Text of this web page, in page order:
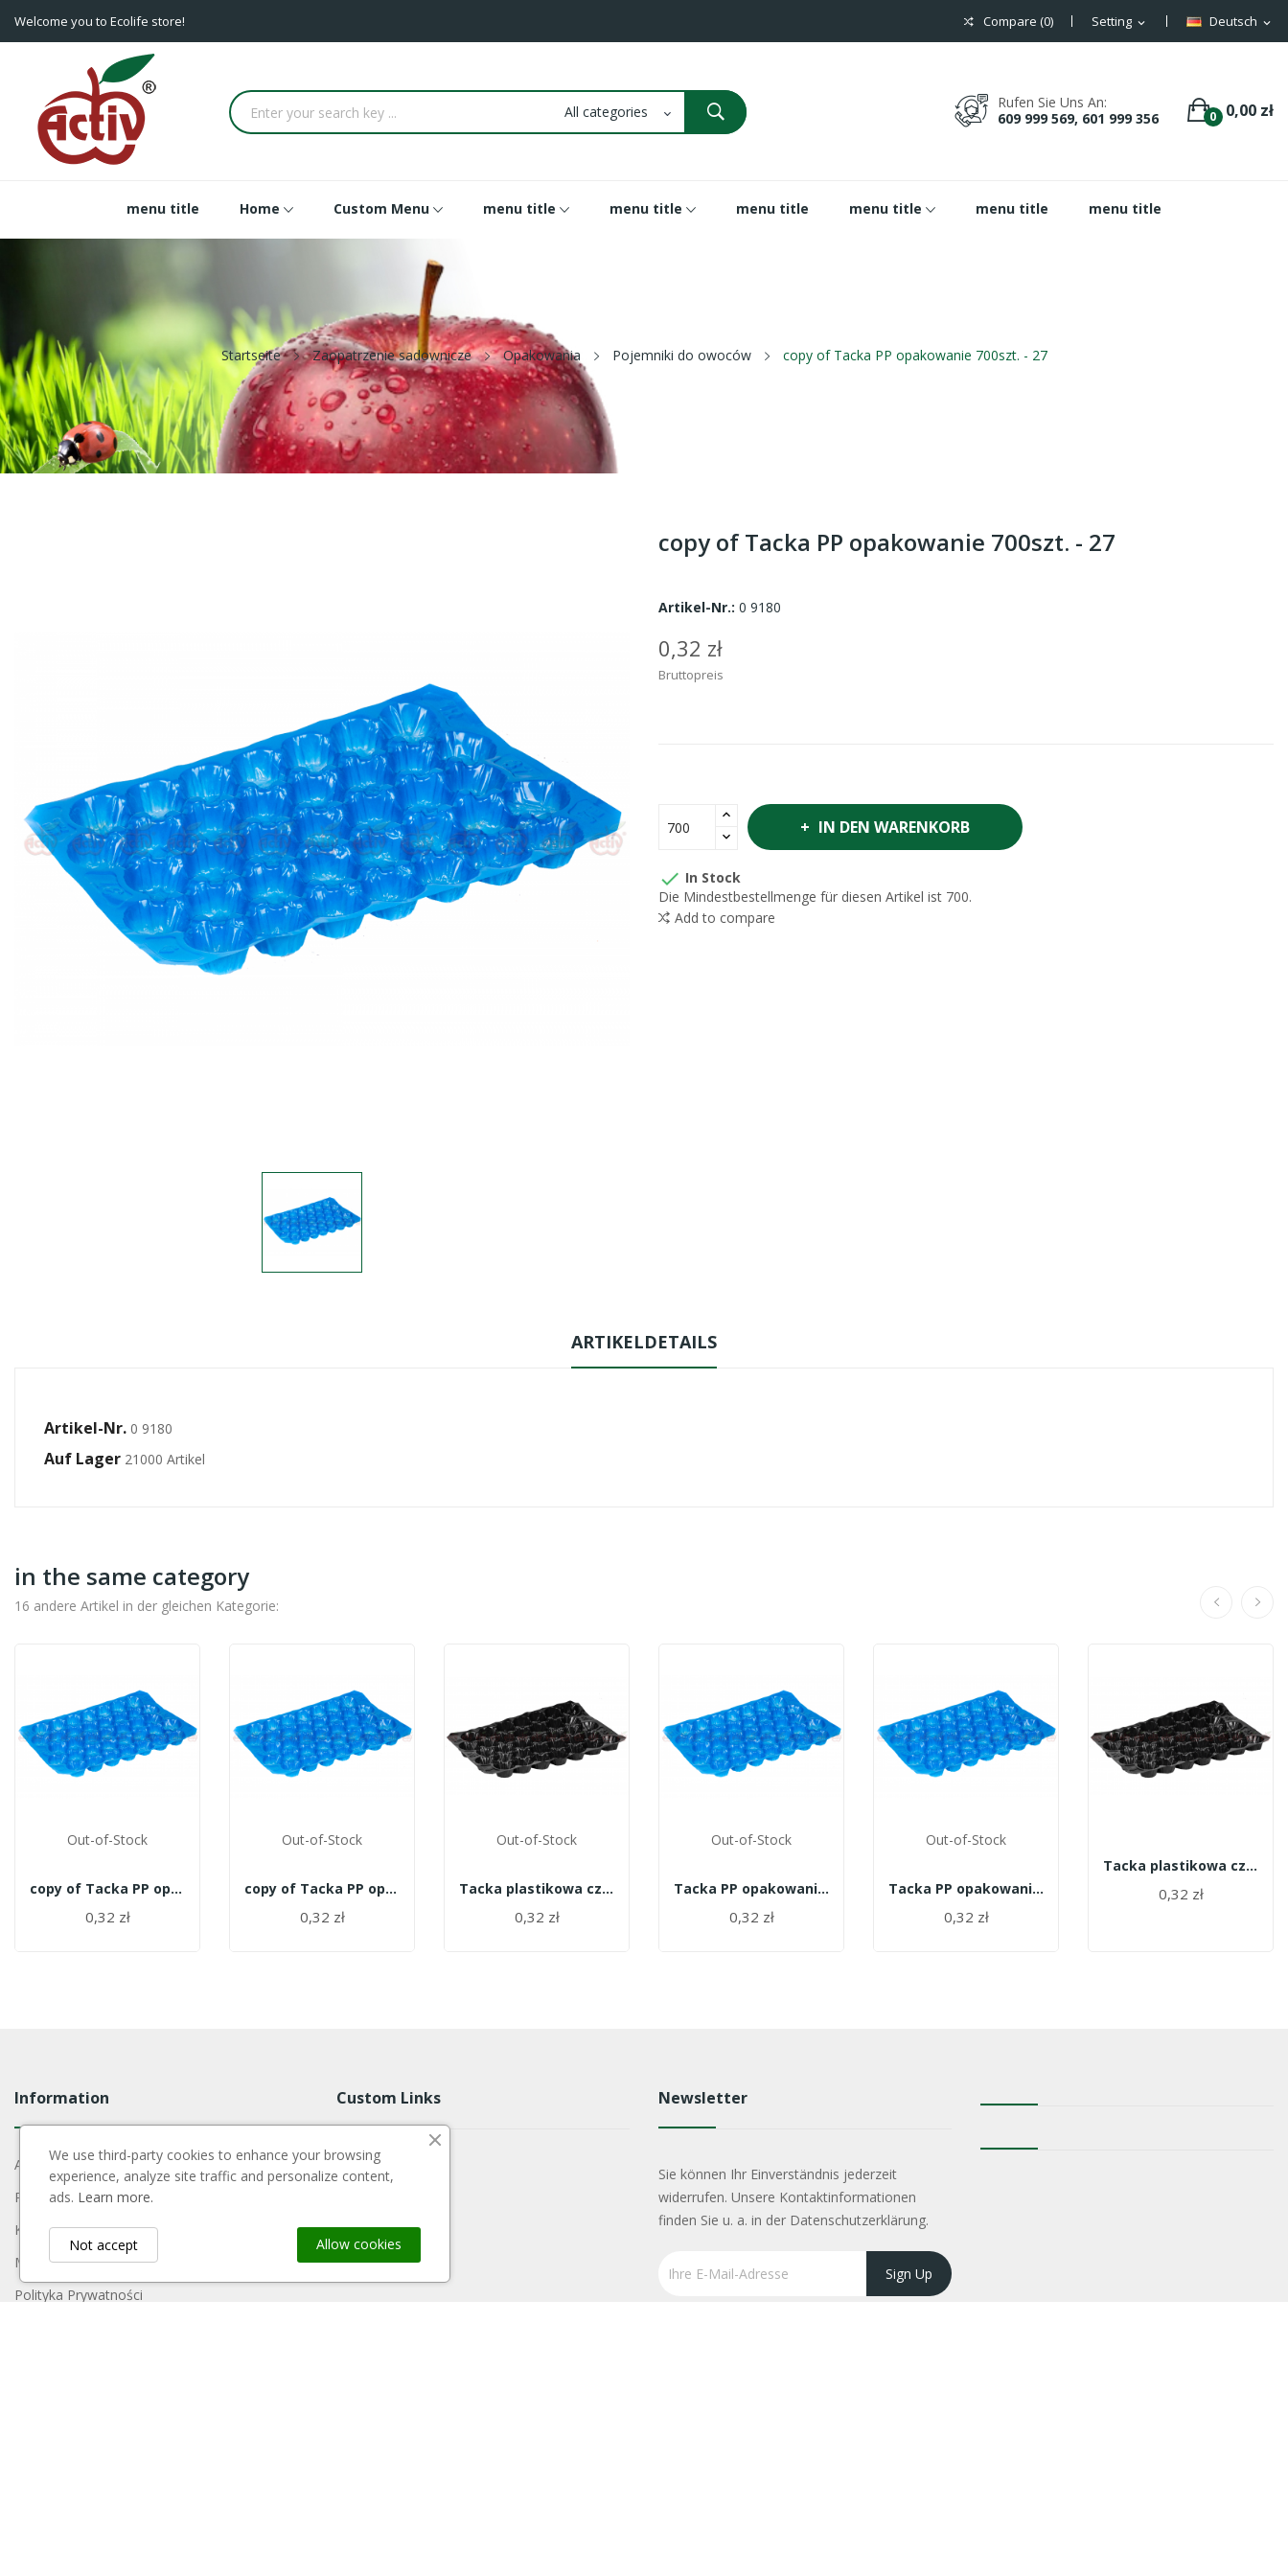
Deutsch expand_more
Setting expand_more
Compare (0)
Welcome you to Ecolife store!
0 0,00 zł
Rufen Sie Uns An:
609 999 569, 601 999 356
menu title Home Custom Menu menu title menu title menu title menu title menu title menu title
Startseite Zaopatrzenie sadownicze Opakowania Pojemniki do owoców copy of Tacka PP opakowanie 700szt. - 27
copy of Tacka PP opakowanie 700szt. - 27
Artikel-Nr.: 0 9180
0,32 zł
Bruttopreis
IN DEN WARENKORB
 In Stock
Die Mindestbestellmenge für diesen Artikel ist 700.
Add to compare
ARTIKELDETAILS
Artikel-Nr. 0 9180
Auf Lager 21000 Artikel
in the same category
16 andere Artikel in der gleichen Kategorie:
Out-of-Stock
copy of Tacka PP opakowanie 700szt. - 27
0,32 zł
Out-of-Stock
copy of Tacka PP opakowanie 700szt. - 27
0,32 zł
Out-of-Stock
Tacka plastikowa czarna 35 opak 700 szt
0,32 zł
Out-of-Stock
Tacka PP opakowanie 700szt. - 48
0,32 zł
Out-of-Stock
Tacka PP opakowanie 700szt. - 33
0,32 zł
Tacka plastikowa czarna 18 opak 700 szt
0,32 zł
Information
About Us
Regulamin
Koszty Dostawy
Metody Płatności
Polityka Prywatności
Custom Links Newsletter
Sie können Ihr Einverständnis jederzeit
widerrufen. Unsere Kontaktinformationen
finden Sie u. a. in der Datenschutzerklärung.
We use third-party cookies to enhance your browsing
experience, analyze site traffic and personalize content,
ads. Learn more.
Allow cookies
Not accept